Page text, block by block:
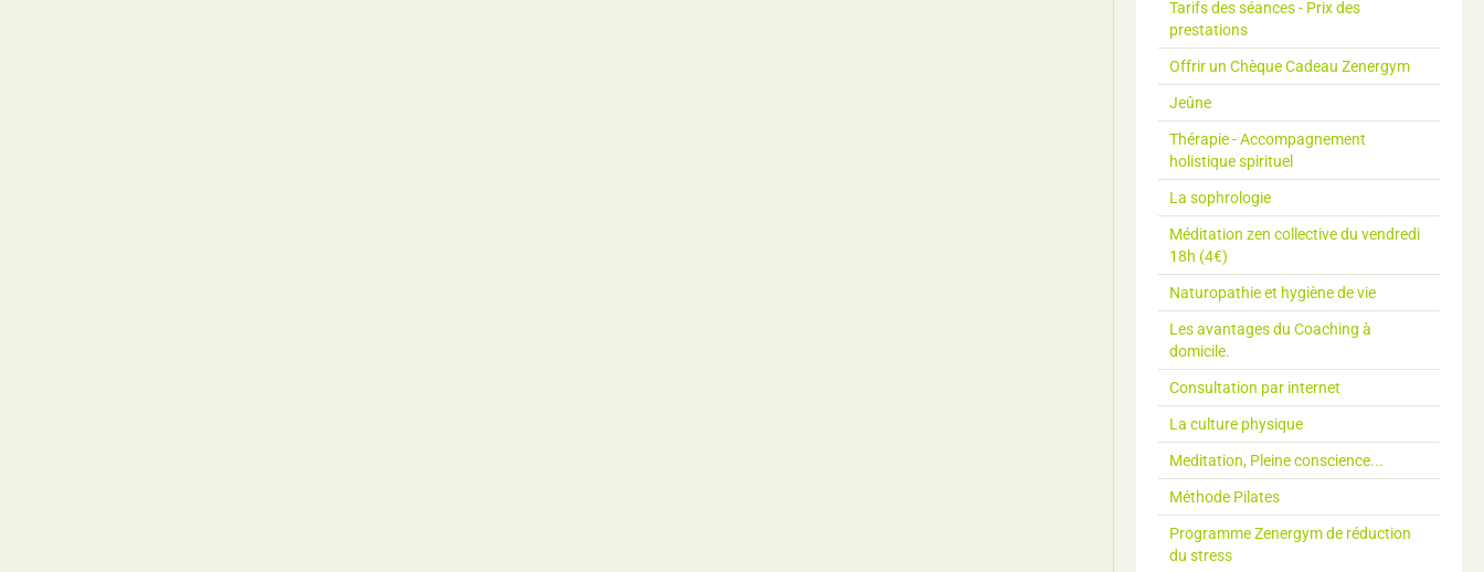
Tarifs des séances - Prix des
prestations
Offrir un Chèque Cadeau Zenergym
Jeûne
Thérapie - Accompagnement
holistique spirituel
La sophrologie
Méditation zen collective du vendredi
18h (4€)
Naturopathie et hygiène de vie
Les avantages du Coaching à
domicile.
Consultation par internet
La culture physique
Meditation, Pleine conscience...
Méthode Pilates
Programme Zenergym de réduction
du stress